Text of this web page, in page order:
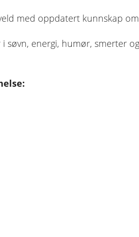
med oppdatert kunnskap
energi, humør, smerter